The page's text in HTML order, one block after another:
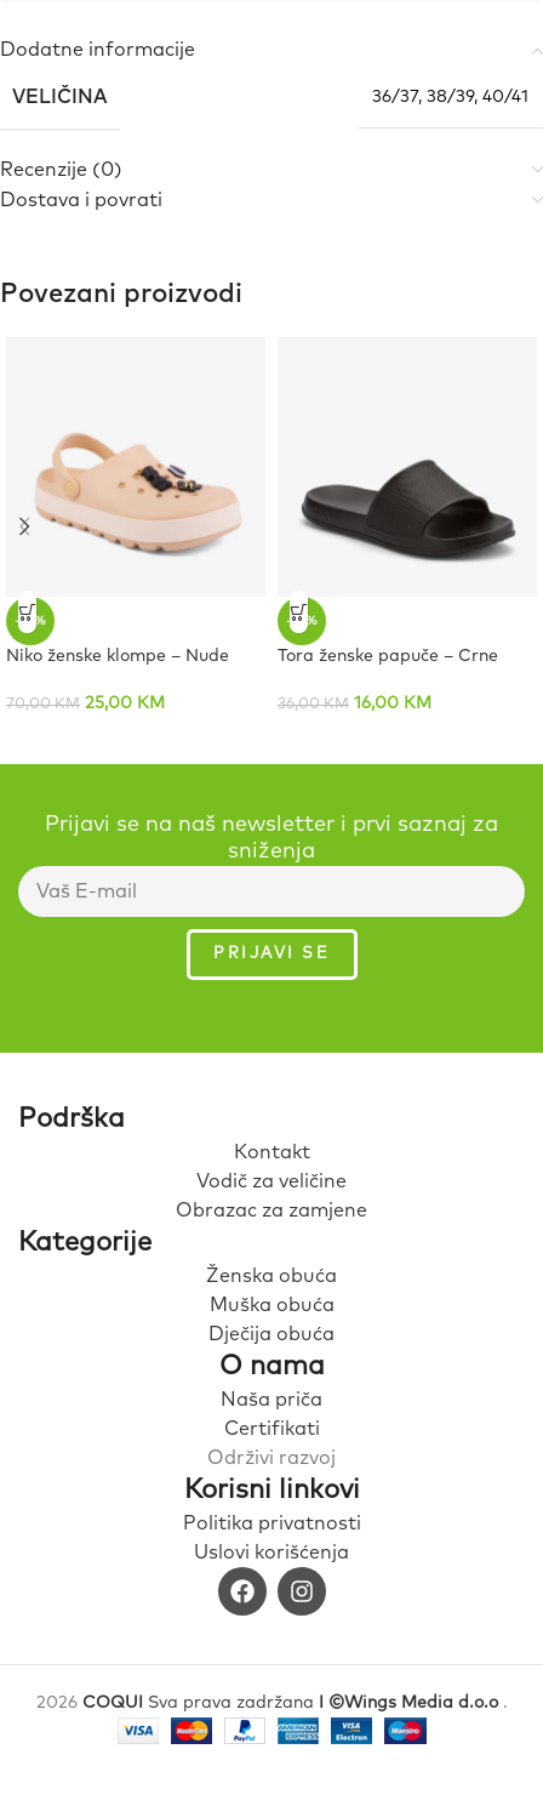
Dodatne informacije
VELIČINA 36/37, 38/39, 40/41
Recenzije (0)
Dostava i povrati
Povezani proizvodi
-64%
Niko ženske klompe – Nude
70,00KM 25,00 KM
-56%
Tora ženske papuče – Crne
36,00KM 16,00 KM
Prijavi se na naš newsletter i prvi saznaj za
sniženja
Podrška
Kontakt
Vodič za veličine
Obrazac za zamjene
Kategorije
Ženska obuća
Muška obuća
Dječija obuća
O nama
Naša priča
Certifikati
Održivi razvoj
Korisni linkovi
Politika privatnosti
Uslovi korišćenja
2026 COQUI Sva prava zadržana I ©Wings Media d.o.o .